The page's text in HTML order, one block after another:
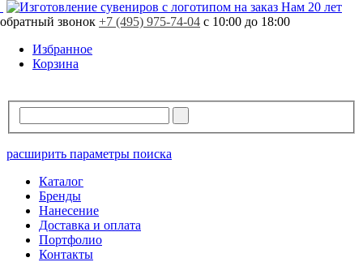
Нам 20 лет
обратный звонок +7 (495) 975-74-04 с 10:00 до 18:00
Избранное
Корзина
расширить параметры поиска
Каталог
Бренды
Нанесение
Доставка и оплата
Портфолио
Контакты